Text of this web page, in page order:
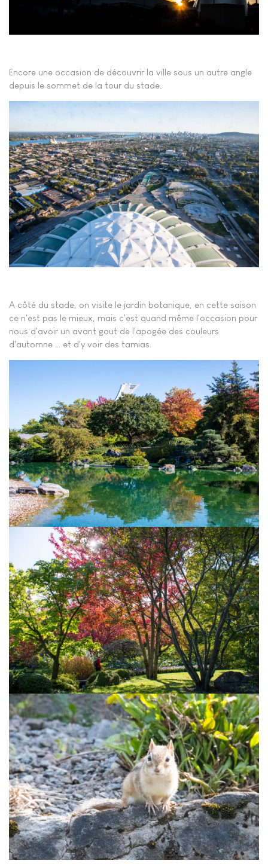
Encore une occasion de découvrir la ville sous un autre angle
depuis le sommet de la tour du stade.
A côté du stade, on visite le jardin botanique, en cette saison
ce n'est pas le mieux, mais c'est quand même l'occasion pour
nous d'avoir un avant gout de l'apogée des couleurs
d'automne … et d'y voir des tamias.